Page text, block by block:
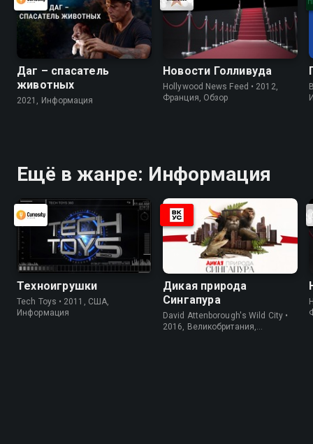
Даг – спасатель
животных
2021, Информация
Новости Голливуда
Hollywood News Feed • 2012,
Франция, Обзор
Ещё в жанре: Информация
Техноигрушки
Tech Toys • 2011, США,
Информация
Дикая природа
Сингапура
David Attenborough's Wild City •
2016, Великобритания,